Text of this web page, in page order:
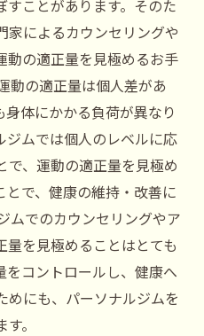
ことがあります。そのた
家によるカウンセリングや
動の適正量を見極めるお手
動の適正量は個人差があ
体にかかる負荷が異なり
ジムでは個人のレベルに応
で、運動の適正量を見極め
で、健康の維持・改善に
ムでのカウンセリングやア
量を見極めることはとても
をコントロールし、健康へ
めにも、パーソナルジムを
。